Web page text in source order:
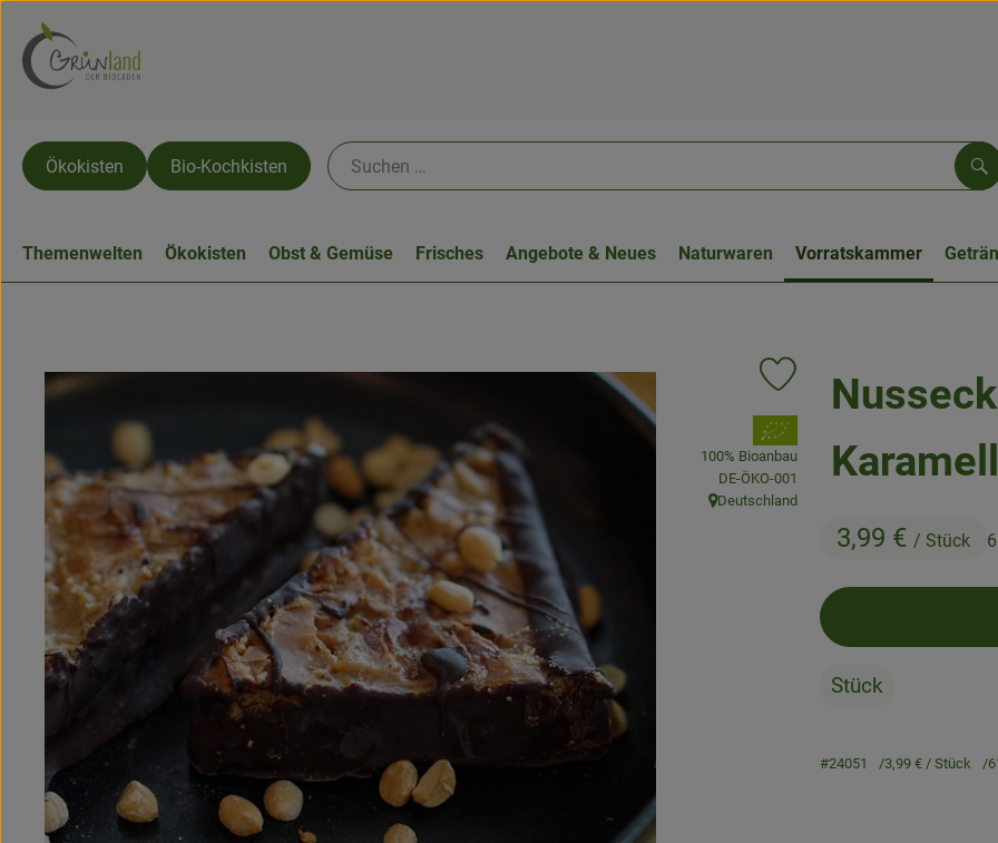
Ökokisten Bio-Kochkisten
Themenwelten Ökokisten Obst & Gemüse Frisches Angebote & Neues Naturwaren Vorratskammer
Karamell
3,99 € / Stück
Produkt zu Favouriten hinzufügen
, Verband:
100% Bioanbau
, Kontrollstelle:
DE-ÖKO-001
, Herkunft:
Deutschland
Stück
#24051 3,99 € / Stück